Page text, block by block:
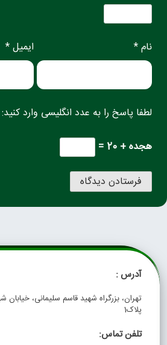
نام * ایمیل *
لطفا پاسخ را به عدد انگلیسی وارد کنید:
هجده + 20 =
آدرس :
تهران، بزرگراه شهید قاسم سلیمانی، خیابان
پلاک1
تلفن تماس: